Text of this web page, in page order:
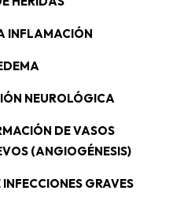
INFLAMACIÓN
NEUROLÓGICA
DE VASOS
(ANGIOGÉNESIS)
GRAVES